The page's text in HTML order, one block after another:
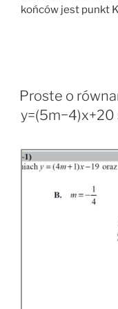
końców jest punkt
Proste o
y=(5m−4)x+20